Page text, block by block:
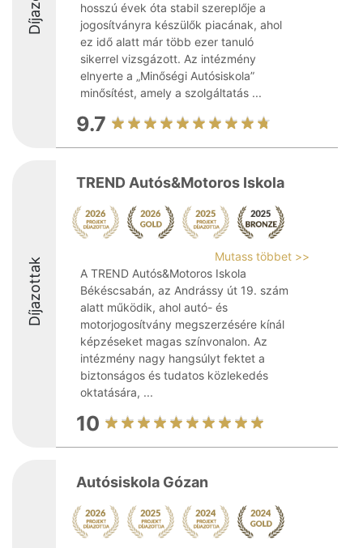
hosszú évek óta stabil szereplője a
jogosítványra készülők piacának, ahol
ez idő alatt már több ezer tanuló
sikerrel vizsgázott. Az intézmény
elnyerte a „Minőségi Autósiskola”
minősítést, amely a szolgáltatás ...
9.7
Díjazottak
TREND Autós&Motoros Iskola
Mutass többet >>
A TREND Autós&Motoros Iskola
Békéscsabán, az Andrássy út 19. szám
alatt működik, ahol autó- és
motorjogosítvány megszerzésére kínál
képzéseket magas színvonalon. Az
intézmény nagy hangsúlyt fektet a
biztonságos és tudatos közlekedés
oktatására, ...
10
Autósiskola Gózan